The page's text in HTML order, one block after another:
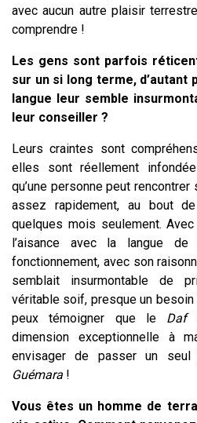
avec aucun autre plaisir
comprendre !
Les gens sont parfois
sur un si long terme, d’autant
langue leur semble
leur conseiller ?
Leurs craintes sont
elles sont réellement
qu’une personne peut
assez rapidement, au bout
quelques mois seulement.
l’aisance avec la langue
fonctionnement, avec son
semblait insurmontable de
véritable soif, presque un
peux témoigner que le Daf
dimension exceptionnelle à
envisager de passer un
Guémara !
Vous êtes un homme de